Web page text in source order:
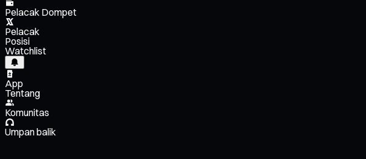
Pelacak Dompet
Pelacak
Posisi
Watchlist
App
Tentang
Komunitas
Umpan balik